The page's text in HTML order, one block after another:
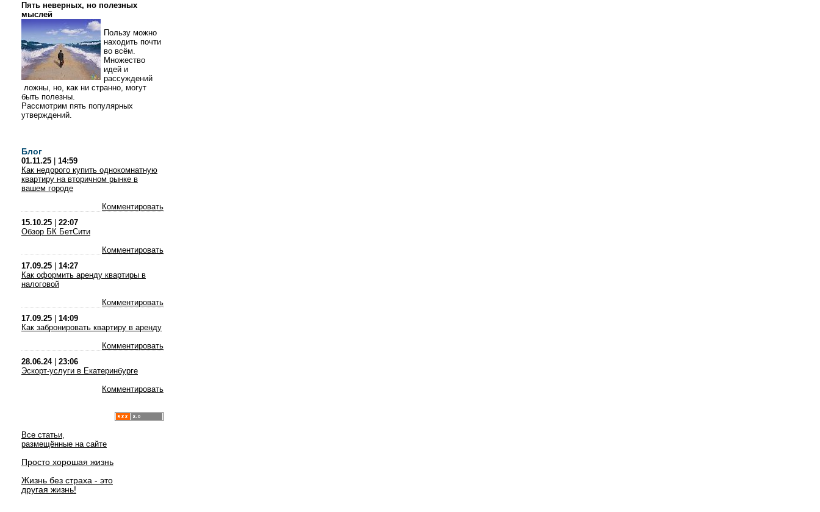
Пять неверных, но полезных
мыслей
Пользу можно
находить почти
во всём.
Множество
идей и
рассуждений
ложны, но, как ни странно, могут
быть полезны.
Рассмотрим пять популярных
утверждений.
Блог
01.11.25
14:59
Как недорого купить однокомнатную
квартиру на вторичном рынке в
вашем городе
Комментировать
15.10.25
22:07
Обзор БК БетСити
Комментировать
17.09.25
14:27
Как оформить аренду квартиры в
налоговой
Комментировать
17.09.25
14:09
Как забронировать квартиру в аренду
Комментировать
28.06.24| 23:06
Эскорт-услуги в Екатеринбурге
Комментировать
Все статьи,
размещённые на сайте
Просто хорошая жизнь
Жизнь без страха - это
другая жизнь!